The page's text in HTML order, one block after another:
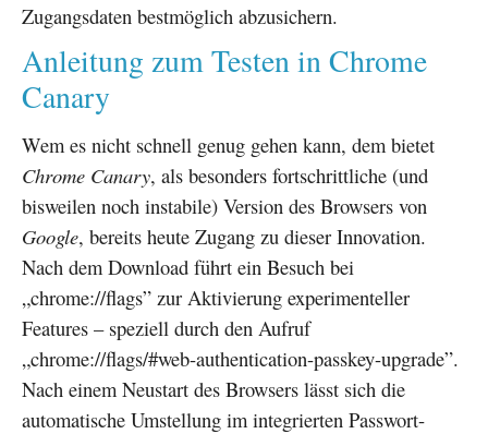
Zugangsdaten bestmöglich abzusichern.
Anleitung zum Testen in Chrome
Canary
Wem es nicht schnell genug gehen kann, dem bietet
Chrome Canary, als besonders fortschrittliche (und
bisweilen noch instabile) Version des Browsers von
Google, bereits heute Zugang zu dieser Innovation.
Nach dem Download führt ein Besuch bei
„chrome://flags” zur Aktivierung experimenteller
Features – speziell durch den Aufruf
„chrome://flags/#web-authentication-passkey-upgrade”.
Nach einem Neustart des Browsers lässt sich die
automatische Umstellung im integrierten Passwort-